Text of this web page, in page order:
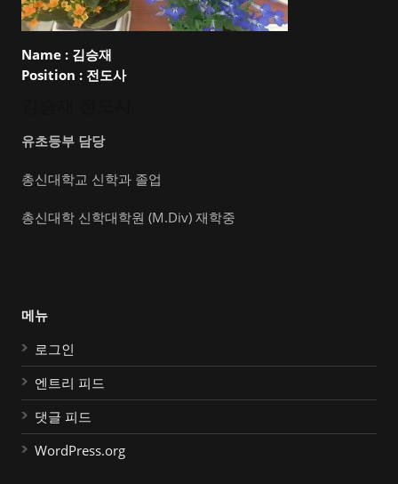
Name : 김승재
Position : 전도사
유초등부 담당
총신대학교 신학과 졸업
총신대학 신학대학원 (M.Div) 재학중
메뉴
로그인
엔트리 피드
댓글 피드
WordPress.org